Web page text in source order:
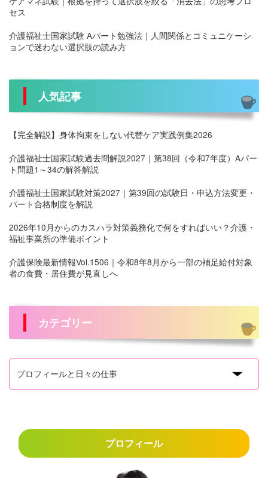
セス
介護福祉士国家試験 Aパート勉強法｜人間関係とコミュニケーシ
ョンで迷わない選択肢の読み方
人気記事
【完全解説】身体拘束をしない代替ケア実践例集2026
介護福祉士国家試験過去問解説2027｜第38回（令和7年度）Aパー
ト問題1～34の解答解説
介護福祉士国家試験対策2027｜第39回の試験日・申込方法変更・
パート合格制度を解説
2026年10月からのカスハラ対策義務化で何をすればいい？介護・
福祉事業所の準備ポイント
介護保険最新情報Vol.1506｜令和8年8月から一部の補足給付対象
者の食費・居住費が見直しへ
カテゴリー
プロフィール